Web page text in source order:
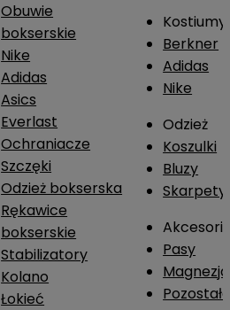
Obuwie
bokserskie
Nike
Adidas
Asics
Everlast
Ochraniacze
Szczęki
Odzież bokserska
Rękawice
bokserskie
Stabilizatory
Kolano
Łokieć
Kostiumy
Berkner
Adidas
Nike
Odzież
Koszulki
Bluzy
Skarpety
Pasy
Magnezja